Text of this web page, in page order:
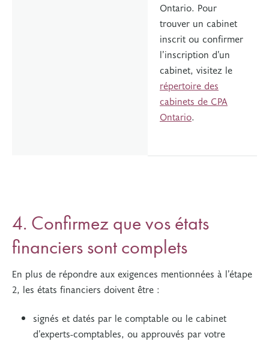
Ontario. Pour
trouver un cabinet
inscrit ou confirmer
l’inscription d’un
cabinet, visitez le
répertoire des
cabinets de CPA
Ontario.
4. Confirmez que vos états
financiers sont complets
En plus de répondre aux exigences mentionnées à l’étape
2, les états financiers doivent être :
signés et datés par le comptable ou le cabinet
d’experts-comptables, ou approuvés par votre